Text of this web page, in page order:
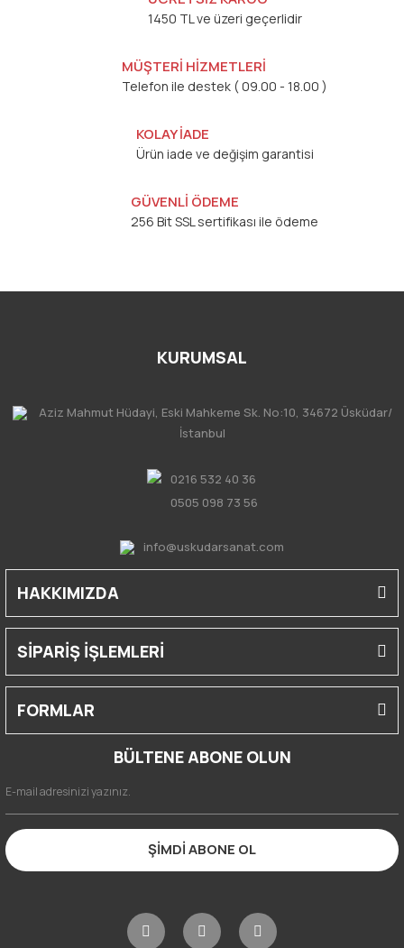
1450 TL ve üzeri geçerlidir
MÜŞTERİ HİZMETLERİ
Telefon ile destek ( 09.00 - 18.00 )
KOLAY İADE
Ürün iade ve değişim garantisi
GÜVENLİ ÖDEME
256 Bit SSL sertifikası ile ödeme
KURUMSAL
Aziz Mahmut Hüdayi, Eski Mahkeme Sk. No:10, 34672 Üsküdar/
İstanbul
0216 532 40 36
0505 098 73 56
info@uskudarsanat.com
HAKKIMIZDA
SİPARİŞ İŞLEMLERİ
FORMLAR
BÜLTENE ABONE OLUN
ŞİMDİ ABONE OL